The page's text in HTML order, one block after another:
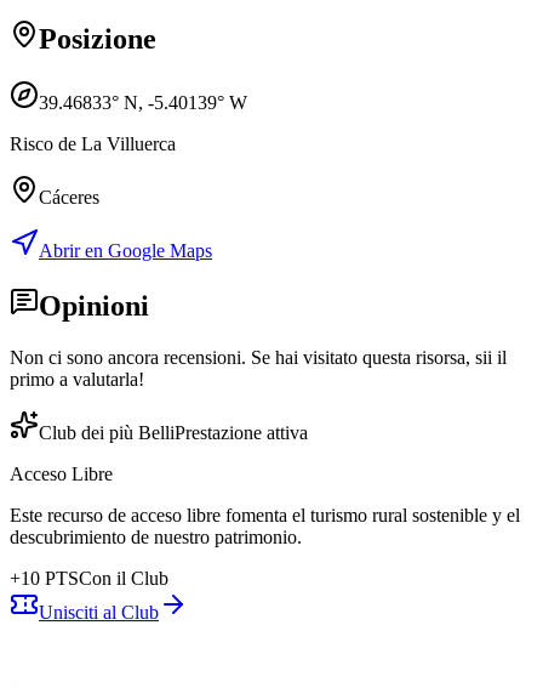
Posizione
39.46833° N, -5.40139° W
Risco de La Villuerca
Cáceres
Abrir en Google Maps
Opinioni
Non ci sono ancora recensioni. Se hai visitato questa risorsa, sii il
primo a valutarla!
Club dei più BelliPrestazione attiva
Acceso Libre
Este recurso de acceso libre fomenta el turismo rural sostenible y el
descubrimiento de nuestro patrimonio.
+10 PTSCon il Club
Unisciti al Club